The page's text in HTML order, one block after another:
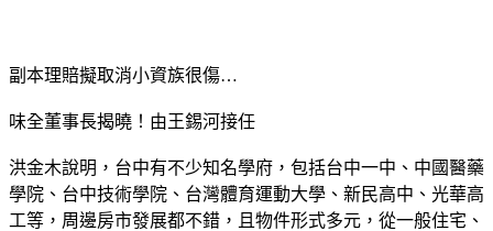
副本理賠擬取消小資族很傷…
味全董事長揭曉！由王錫河接任
洪金木說明，台中有不少知名學府，包括台中一中、中國醫藥
學院、台中技術學院、台灣體育運動大學、新民高中、光華高
工等，周邊房市發展都不錯，且物件形式多元，從一般住宅、